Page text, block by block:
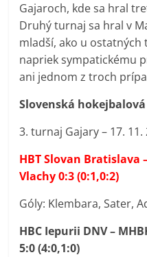
Gajaroch, kde sa hral
Druhý turnaj sa hral v
mladší, ako u ostatných
napriek sympatickému
ani jednom z troch
Slovenská
3. turnaj Gajary – 17. 11.
HBT Slovan Bratislava
Vlachy 0:3 (0:1,0:2)
Góly: Klembara, Sater,
HBC Iepurii DNV –
5:0 (4:0,1:0)